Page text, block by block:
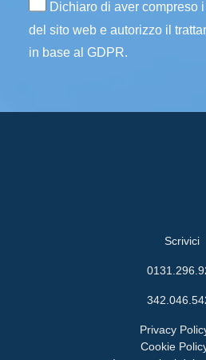
Dichiaro di aver compreso
del sito web e autorizzo il
in base al GDPR.
Scrivici
Privacy
Cookie